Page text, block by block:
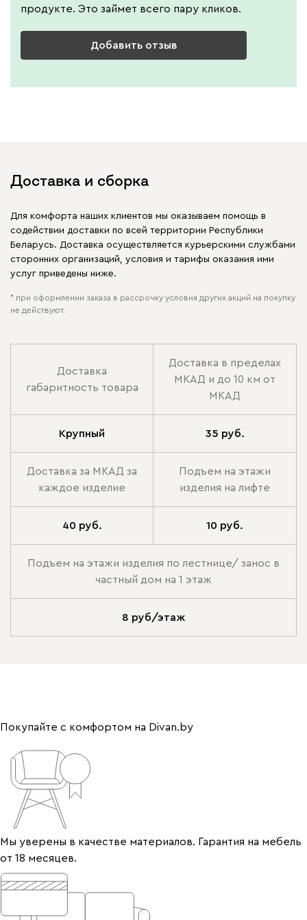
продукте. Это займет всего пару кликов.
Добавить отзыв
Доставка и сборка
Для комфорта наших клиентов мы оказываем помощь в
содействии доставки по всей территории Республики
Беларусь. Доставка осуществляется курьерскими службами
сторонних организаций, условия и тарифы оказания ими
услуг приведены ниже.
* при оформлении заказа в рассрочку условия других акций на покупку
не действуют.
Доставка
габаритность товара
Доставка в пределах
МКАД и до 10 км от
МКАД
Крупный 35 руб.
Доставка за МКАД за
каждое изделие
Подъем на этажи
изделия на лифте
40 руб. 10 руб.
Подъем на этажи изделия по лестнице/ занос в
частный дом на 1 этаж
8 руб/этаж
Покупайте с комфортом на Divan.by
Мы уверены в качестве материалов. Гарантия на мебель
от 18 месяцев.